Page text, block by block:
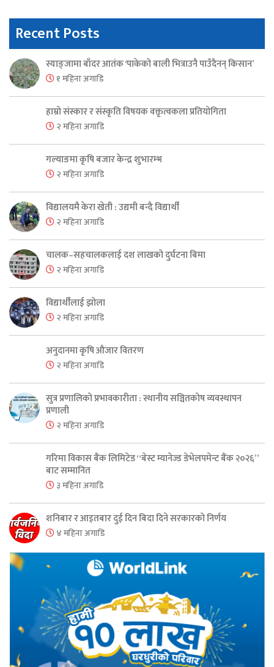
Recent Posts
स्याङ्जामा बाँदर आतंक ‘पाकेको बाली भित्राउनै पाउँदैनन् किसान’
१ महिना अगाडि
हाम्रो संस्कार र संस्कृति विषयक वक्तृत्वकला प्रतियोगिता
२ महिना अगाडि
गल्याङमा कृषि बजार केन्द्र शुभारम्भ
२ महिना अगाडि
विद्यालयमै केरा खेती : उद्यमी बन्दै विद्यार्थी
२ महिना अगाडि
चालक–सहचालकलाई दश लाखको दुर्घटना बिमा
२ महिना अगाडि
विद्यार्थीलाई झोला
२ महिना अगाडि
अनुदानमा कृषि औजार वितरण
२ महिना अगाडि
सुत्र प्रणालिको प्रभावकारीता : स्थानीय सञ्चितकोष व्यवस्थापन
प्रणाली
२ महिना अगाडि
गरिमा विकास बैंक लिमिटेड “बेस्ट म्यानेज्ड डेभेलपमेन्ट बैंक २०२६”
बाट सम्मानित
३ महिना अगाडि
शनिबार र आइतबार दुई दिन बिदा दिने सरकारको निर्णय
४ महिना अगाडि